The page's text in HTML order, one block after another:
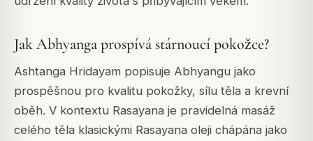
Jak Abhyanga prospívá stárnoucí pokožce?
Ashtanga Hridayam popisuje Abhyangu jako
prospěšnou pro kvalitu pokožky, sílu těla a krevní
oběh. V kontextu Rasayana je pravidelná masáž
celého těla klasickými Rasayana oleji chápána jako